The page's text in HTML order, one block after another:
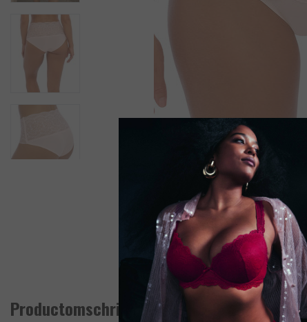
Productomschrijving